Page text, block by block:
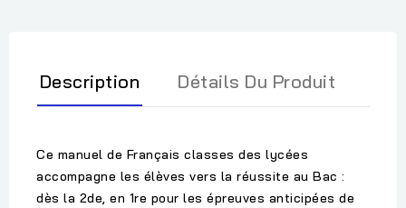
Description Détails Du Produit
Ce manuel de Français classes des lycées
accompagne les élèves vers la réussite au Bac :
dès la 2de, en 1re pour les épreuves anticipées de